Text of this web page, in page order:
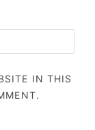
IN THIS